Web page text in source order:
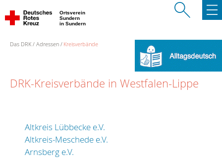
Ortsverein
Sundern
in Sundern
Das DRK Adressen Kreisverbände
DRK-Kreisverbände in Westfalen-Lippe
Altkreis Lübbecke e.V.
Altkreis-Meschede e.V.
Arnsberg e.V.